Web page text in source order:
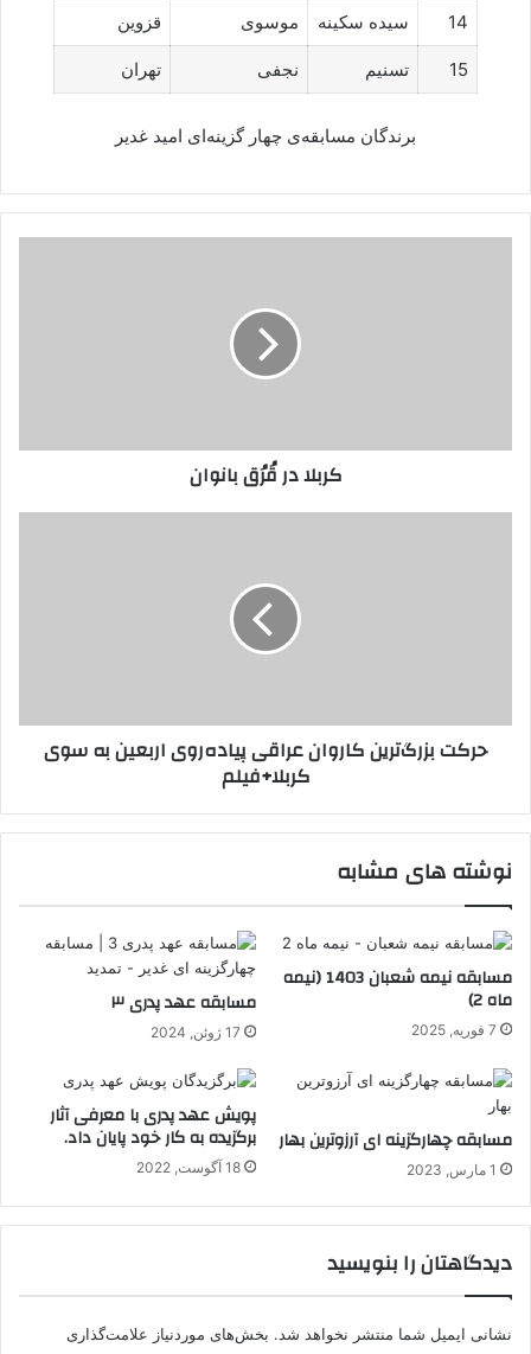
14 سیده سکینه موسوی قزوین
15 تسنیم نجفی تهران
برندگان مسابقه‌ی چهار گزینه‌ای امید غدیر
کربلا در قُرُق بانوان‌‌
کربلا+فیلم
حرکت بزرگ‌ترین کاروان عراقی پیاده‌‎روی اربعین به سوی
کربلا+فیلم
نوشته های مشابه
مسابقه نیمه شعبان 1403 (نیمه
ماه 2)
7 فوریه, 2025
مسابقه عهد پدری ۳
17 ژوئن, 2024
مسابقه چهارگزینه ای آرزوترین بهار
1 مارس, 2023
پویش عهد پدری با معرفی آثار
برگزیده به کار خود پایان داد.
18 آگوست, 2022
دیدگاهتان را بنویسید
نشانی ایمیل شما منتشر نخواهد شد. بخش‌های موردنیاز علامت‌گذاری